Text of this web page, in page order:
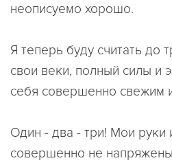
неописуемо хорошо.
Я теперь буду считать до
свои веки, полный силы и
себя совершенно свежим
Один - два - три! Мои руки
совершенно не